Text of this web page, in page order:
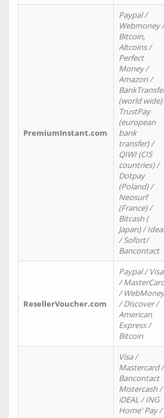
PremiumInstant.com
Paypal /
Webmoney /
Bitcoin,
Altcoins /
Perfect
Money /
Amazon /
(world
TrustPay
(european
bank
transfer) /
QIWI (CIS
countries) /
Dotpay
(Poland) /
Neosurf
(France) /
Bitcash (
Japan) / Ideal
/ Sofort/
Bancontact
ResellerVoucher.com
Paypal / Visa
/
/ WebMoney
/ Discover /
American
Express /
Bitcoin
Visa /
Mastercard /
Bancontact
Mistercash /
iDEAL / ING
Home' Pay /